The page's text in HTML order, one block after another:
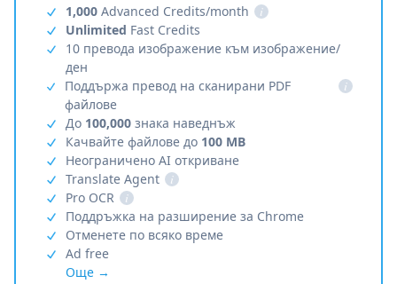
1,000 Advanced Credits/month
i
Unlimited Fast Credits
10 превода изображение към изображение/
ден
Поддържа превод на сканирани PDF
файлове
i
До 100,000 знака наведнъж
Качвайте файлове до 100 MB
Неограничено AI откриване
Translate Agent
i
Pro OCR
i
Поддръжка на разширение за Chrome
Отменете по всяко време
Ad free
Още →